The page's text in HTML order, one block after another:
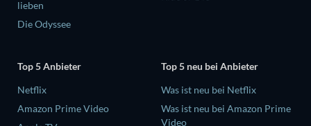
lieben
Die Odyssee
Top 5 Anbieter
Netflix
Amazon Prime Video
Top 5 neu bei Anbieter
Was ist neu bei Netflix
Was ist neu bei Amazon Prime
Video